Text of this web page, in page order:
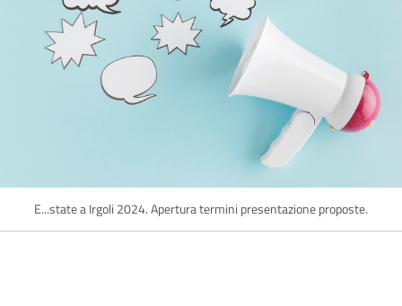
E...state a Irgoli 2024. Apertura termini presentazione proposte.